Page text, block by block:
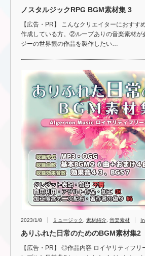
ノスタルジックRPG BGM素材集 3
【広告・PR】 こんなクリエイターにおす
作成している方。②ループありの音楽素材
ジーの世界観の作品を製作したい…
2023/1/8 ミュージック 素材紹介 音楽素材
ありふれた日常のためのBGM素材集2
【広告・PR】 ◎作品内容 ロイヤリティフリ